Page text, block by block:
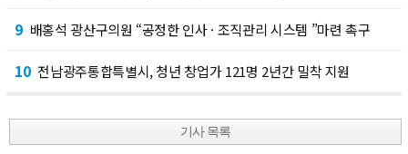
9 배홍석 광산구의원 “공정한 인사 · 조직관리 시스템 ”마련 촉구
10 전남광주통합특별시, 청년 창업가 121명 2년간 밀착 지원
기사 목록